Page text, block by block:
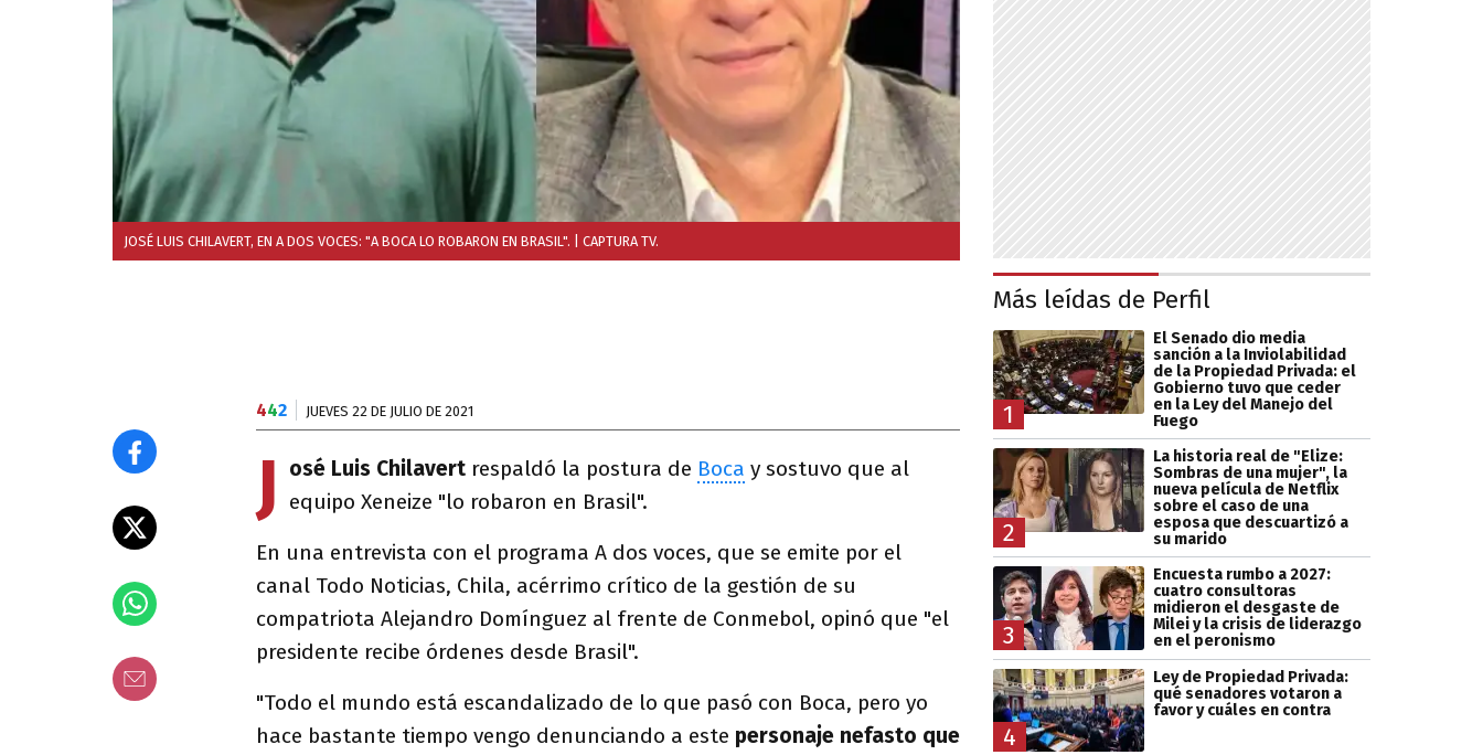
JOSÉ LUIS CHILAVERT, EN A DOS VOCES: "A BOCA LO ROBARON EN BRASIL". | CAPTURA TV.
442 JUEVES 22 DE JULIO DE 2021
J osé Luis Chilavert respaldó la postura de Boca y sostuvo que al
equipo Xeneize "lo robaron en Brasil".
En una entrevista con el programa A dos voces, que se emite por el
canal Todo Noticias, Chila, acérrimo crítico de la gestión de su
compatriota Alejandro Domínguez al frente de Conmebol, opinó que "el
presidente recibe órdenes desde Brasil".
"Todo el mundo está escandalizado de lo que pasó con Boca, pero yo
hace bastante tiempo vengo denunciando a este personaje nefasto que
Más leídas de Perfil
1
El Senado dio media
sanción a la Inviolabilidad
de la Propiedad Privada: el
Gobierno tuvo que ceder
en la Ley del Manejo del
Fuego
2
La historia real de "Elize:
Sombras de una mujer", la
nueva película de Netflix
sobre el caso de una
esposa que descuartizó a
su marido
3
Encuesta rumbo a 2027:
cuatro consultoras
midieron el desgaste de
Milei y la crisis de liderazgo
en el peronismo
4
Ley de Propiedad Privada:
qué senadores votaron a
favor y cuáles en contra